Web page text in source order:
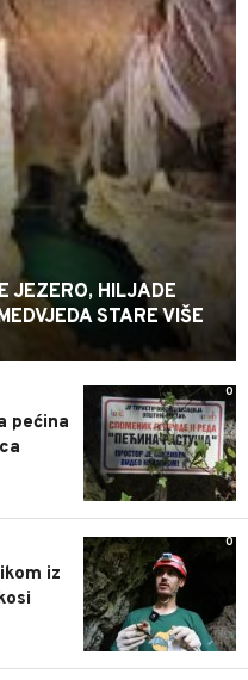
JEZERO, HILJADE
STARE VIŠE
0
pećina
0
iz